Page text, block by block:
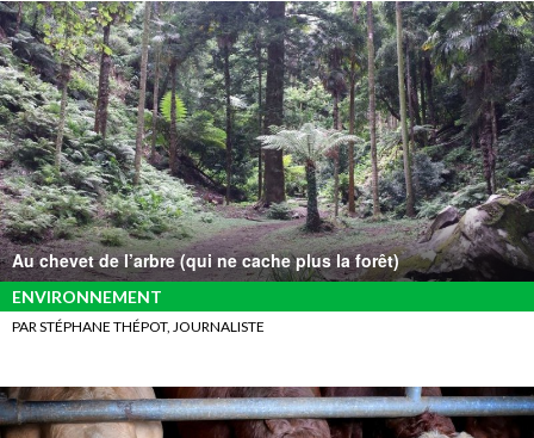
Au chevet de l’arbre (qui ne cache plus la forêt)
ENVIRONNEMENT
PAR STÉPHANE THÉPOT, JOURNALISTE